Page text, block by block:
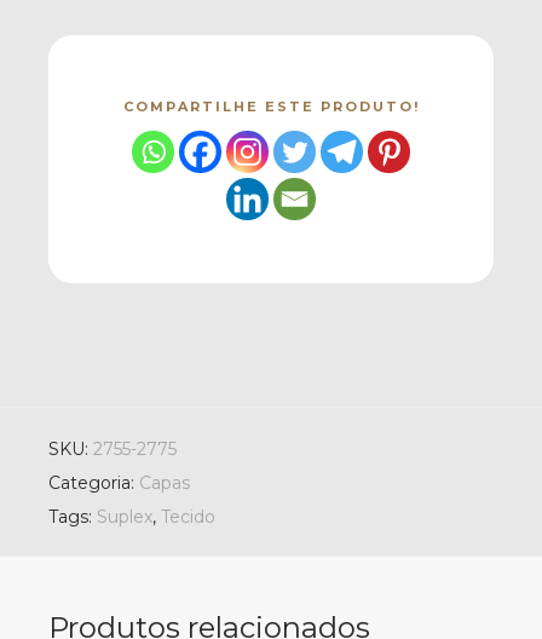
COMPARTILHE ESTE PRODUTO!
SKU: 2755-2775
Categoria: Capas
Tags: Suplex, Tecido
Produtos relacionados